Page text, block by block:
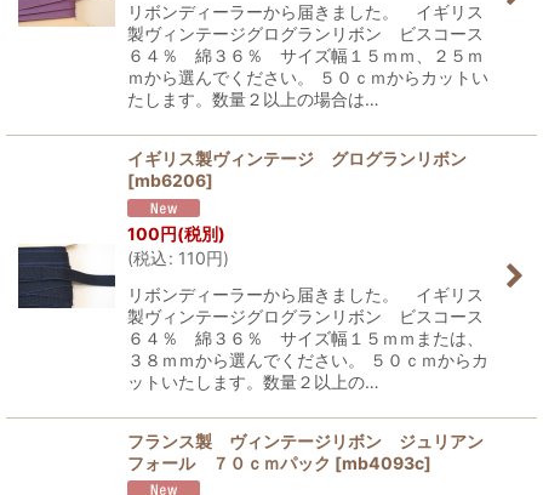
リボンディーラーから届きました。 イギリス
製ヴィンテージグログランリボン ビスコース
６４％ 綿３６％ サイズ幅１５ｍｍ、２５ｍ
ｍから選んでください。 ５０ｃｍからカットい
たします。数量２以上の場合は…
イギリス製ヴィンテージ グログランリボン
[mb6206]
100円(税別)
(税込: 110円)
リボンディーラーから届きました。 イギリス
製ヴィンテージグログランリボン ビスコース
６４％ 綿３６％ サイズ幅１５ｍｍまたは、
３８ｍｍから選んでください。 ５０ｃｍからカ
ットいたします。数量２以上の…
フランス製 ヴィンテージリボン ジュリアン
フォール ７０ｃｍパック [mb4093c]